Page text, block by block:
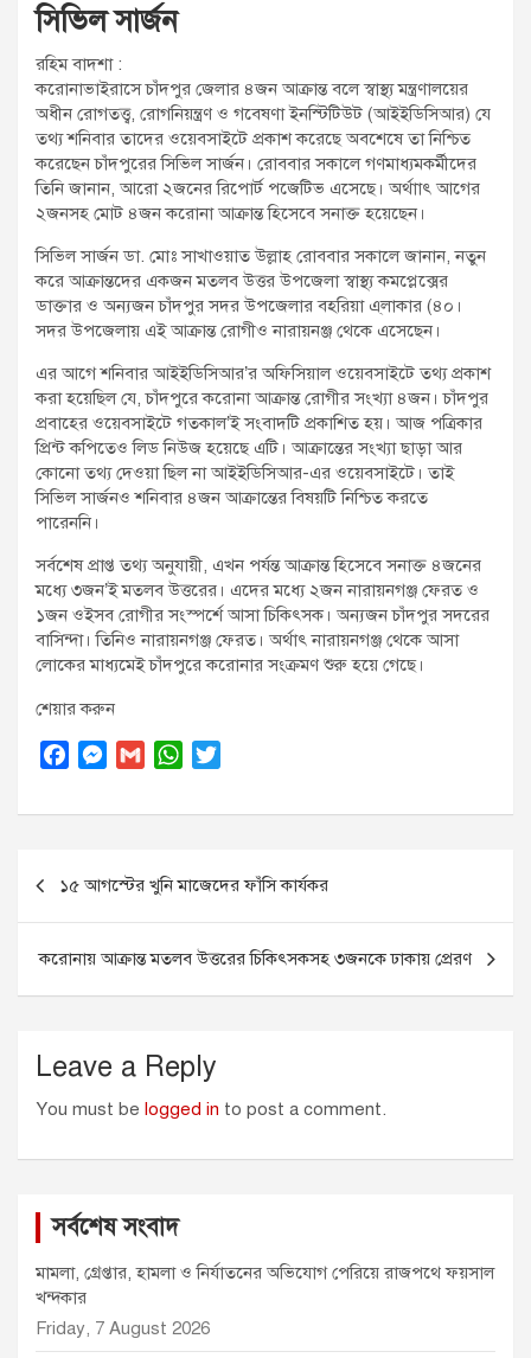
t
:
সিভিল সার্জন
রহিম বাদশা :
করোনাভাইরাসে চাঁদপুর জেলার ৪জন আক্রান্ত বলে স্বাস্থ্য মন্ত্রণালয়ের
অধীন রোগতত্ত্ব, রোগনিয়ন্ত্রণ ও গবেষণা ইনস্টিটিউট (আইইডিসিআর) যে
তথ্য শনিবার তাদের ওয়েবসাইটে প্রকাশ করেছে অবশেষে তা নিশ্চিত
করেছেন চাঁদপুরের সিভিল সার্জন। রোববার সকালে গণমাধ্যমকর্মীদের
তিনি জানান, আরো ২জনের রিপোর্ট পজেটিভ এসেছে। অর্থাাৎ আগের
২জনসহ মোট ৪জন করোনা আক্রান্ত হিসেবে সনাক্ত হয়েছেন।
সিভিল সার্জন ডা. মোঃ সাখাওয়াত উল্লাহ রোববার সকালে জানান, নতুন
করে আক্রান্তদের একজন মতলব উত্তর উপজেলা স্বাস্থ্য কমপ্লেক্সের
ডাক্তার ও অন্যজন চাঁদপুর সদর উপজেলার বহরিয়া এ্লাকার (৪০।
সদর উপজেলায় এই আক্রান্ত রোগীও নারায়নঞ্জ থেকে এসেছেন।
এর আগে শনিবার আইইডিসিআর’র অফিসিয়াল ওয়েবসাইটে তথ্য প্রকাশ
করা হয়েছিল যে, চাঁদপুরে করোনা আক্রান্ত রোগীর সংখ্যা ৪জন। চাঁদপুর
প্রবাহের ওয়েবসাইটে গতকাল’ই সংবাদটি প্রকাশিত হয়। আজ পত্রিকার
প্রিন্ট কপিতেও লিড নিউজ হয়েছে এটি। আক্রান্তের সংখ্যা ছাড়া আর
কোনো তথ্য দেওয়া ছিল না আইইডিসিআর-এর ওয়েবসাইটে। তাই
সিভিল সার্জনও শনিবার ৪জন আক্রান্তের বিষয়টি নিশ্চিত করতে
পারেননি।
সর্বশেষ প্রাপ্ত তথ্য অনুযায়ী, এখন পর্যন্ত আক্রান্ত হিসেবে সনাক্ত ৪জনের
মধ্যে ৩জন’ই মতলব উত্তরের। এদের মধ্যে ২জন নারায়নগঞ্জ ফেরত ও
১জন ওইসব রোগীর সংস্পর্শে আসা চিকিৎসক। অন্যজন চাঁদপুর সদরের
বাসিন্দা। তিনিও নারায়নগঞ্জ ফেরত। অর্থাৎ নারায়নগঞ্জ থেকে আসা
লোকের মাধ্যমেই চাঁদপুরে করোনার সংক্রমণ শুরু হয়ে গেছে।
শেয়ার করুন
c
o
o
k
M
s
n
g
e
G
a
W
a
A
p
p
i
e
r
navigation
১৫ আগস্টের খুনি মাজেদের ফাঁসি কার্যকর
করোনায় আক্রান্ত মতলব উত্তরের চিকিৎসকসহ ৩জনকে ঢাকায় প্রেরণ
Leave a Reply
You must be logged in to post a comment.
সর্বশেষ সংবাদ
মামলা, গ্রেপ্তার, হামলা ও নির্যাতনের অভিযোগ পেরিয়ে রাজপথে ফয়সাল
খন্দকার
Friday, 7 August 2026